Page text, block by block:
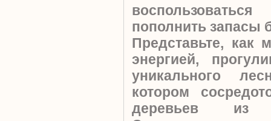
пополнить запасы
Представьте, как
энергией,
уникального
котором
деревьев из